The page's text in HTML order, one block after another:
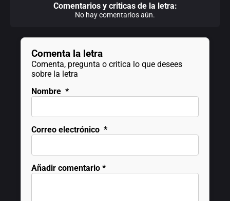
Comentarios y criticas de la letra:
No hay comentarios aún.
Comenta la letra
Comenta, pregunta o critica lo que desees
sobre la letra
Nombre *
Correo electrónico *
Añadir comentario *